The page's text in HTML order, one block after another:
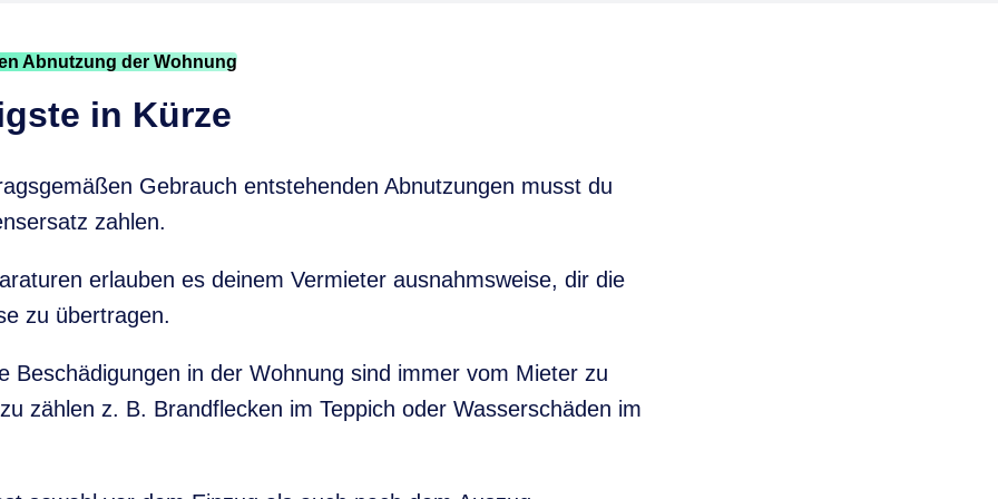
Abnutzung der Wohnung
in Kürze
Gebrauch entstehenden Abnutzungen musst du
zahlen.
erlauben es deinem Vermieter ausnahmsweise, dir die
zu übertragen.
Beschädigungen in der Wohnung sind immer vom Mieter zu
zählen z. B. Brandflecken im Teppich oder Wasserschäden im